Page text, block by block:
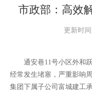
市政部：高效
更新时
通安巷11号小区外和跃
经常发生堵塞，严重影响
集团下属子公司富城建工